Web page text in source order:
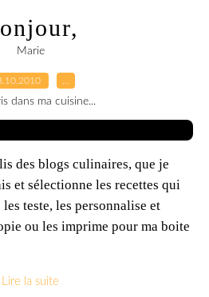
Marie
dans ma cuisine...
des blogs culinaires, que je
et sélectionne les recettes qui
teste, les personnalise et
ou les imprime pour ma boite
Lire la suite